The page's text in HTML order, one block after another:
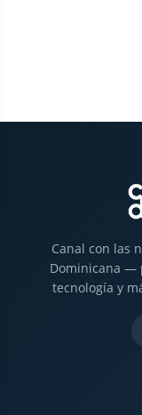
Canal con las
Dominicana —
tecnología y